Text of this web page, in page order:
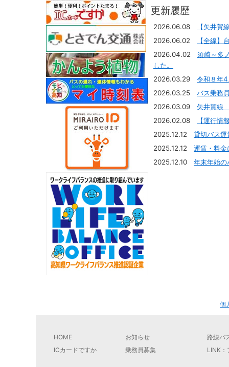
更新履歴
2026.06.08
【矢井賀
2026.06.02
【全線】
2026.04.02 須崎～多
した。
2026.03.29 令和８年
2026.03.25 バス乗務
2026.03.09 矢井賀線
2026.02.08
【運行
2025.12.12 貸切バス運
2025.12.12 運賃・料金
2025.12.10 年末年始の
個
HOME
ICカードですか
お知らせ
乗務員募集
路線バ
LINK：